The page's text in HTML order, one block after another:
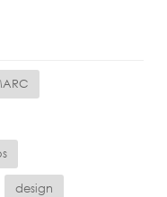
design